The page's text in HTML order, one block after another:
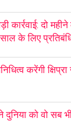
दो
के लिए
करेंगी
को वो सब